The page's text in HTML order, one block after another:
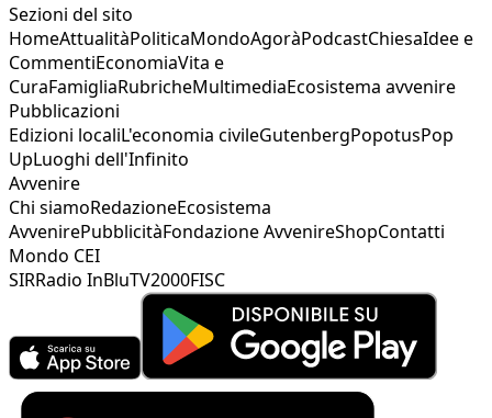
Sezioni del sito
HomeAttualitàPoliticaMondoAgoràPodcastChiesaIdee e
CommentiEconomiaVita e
CuraFamigliaRubricheMultimediaEcosistema avvenire
Pubblicazioni
Edizioni localiL'economia civileGutenbergPopotusPop
UpLuoghi dell'Infinito
Avvenire
Chi siamoRedazioneEcosistema
AvvenirePubblicitàFondazione AvvenireShopContatti
Mondo CEI
SIRRadio InBluTV2000FISC